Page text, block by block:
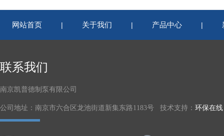
网站首页 | 关于我们 | 产品中心 |
联系我们
南京凯普德制泵有限公司
公司地址：南京市六合区龙池街道新集东路1183号 技术支持： 环保在线